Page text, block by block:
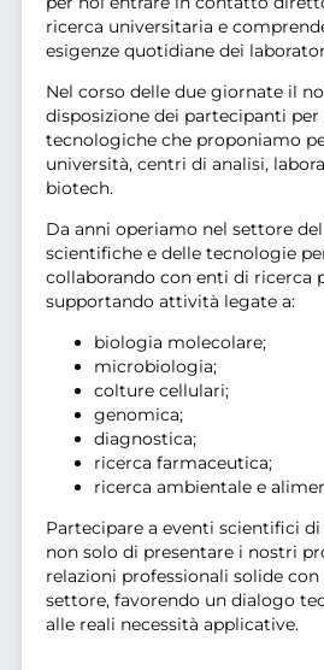
ricerca universitaria e
esigenze quotidiane dei
Nel corso delle due giornate il
disposizione dei partecipanti
tecnologiche che proponiamo
università, centri di analisi,
biotech.
Da anni operiamo nel settore
scientifiche e delle tecnologie
collaborando con enti di ricerca
supportando attività legate a:
biologia molecolare;
microbiologia;
colture cellulari;
genomica;
diagnostica;
ricerca farmaceutica;
ricerca ambientale e
Partecipare a eventi scientifici
non solo di presentare i nostri
relazioni professionali solide
settore, favorendo un dialogo
alle reali necessità applicative.